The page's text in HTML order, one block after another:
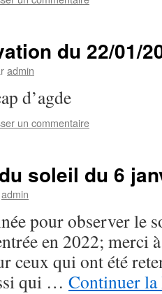
du 22/01/
admin
d’agde
un commentaire
soleil du 6
admin
pour observer le
en 2022; merci
ceux qui ont été
qui … Continuer